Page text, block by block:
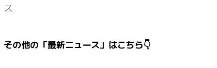
ス
その他の「最新ニュース」はこちら👇